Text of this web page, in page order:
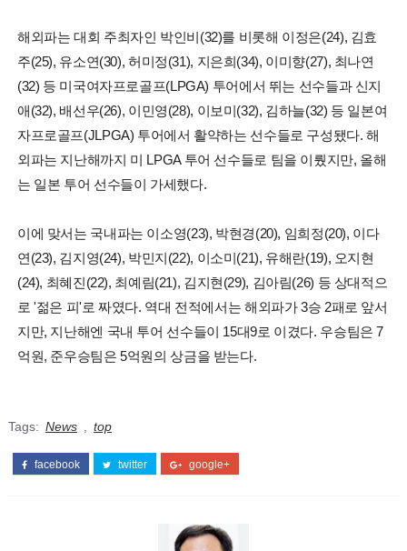
해외파는 대회 주최자인 박인비(32)를 비롯해 이정은(24), 김효
주(25), 유소연(30), 허미정(31), 지은희(34), 이미향(27), 최나연
(32) 등 미국여자프로골프(LPGA) 투어에서 뛰는 선수들과 신지
애(32), 배선우(26), 이민영(28), 이보미(32), 김하늘(32) 등 일본여
자프로골프(JLPGA) 투어에서 활약하는 선수들로 구성됐다. 해
외파는 지난해까지 미 LPGA 투어 선수들로 팀을 이뤘지만, 올해
는 일본 투어 선수들이 가세했다.
이에 맞서는 국내파는 이소영(23), 박현경(20), 임희정(20), 이다
연(23), 김지영(24), 박민지(22), 이소미(21), 유해란(19), 오지현
(24), 최혜진(22), 최예림(21), 김지현(29), 김아림(26) 등 상대적으
로 '젊은 피'로 짜였다. 역대 전적에서는 해외파가 3승 2패로 앞서
지만, 지난해엔 국내 투어 선수들이 15대9로 이겼다. 우승팀은 7
억원, 준우승팀은 5억원의 상금을 받는다.
Tags: News top
facebook twitter google+